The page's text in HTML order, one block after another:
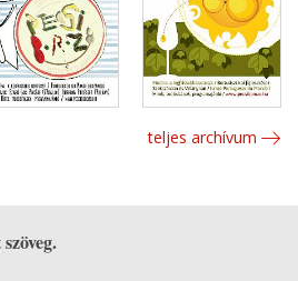
teljes archívum